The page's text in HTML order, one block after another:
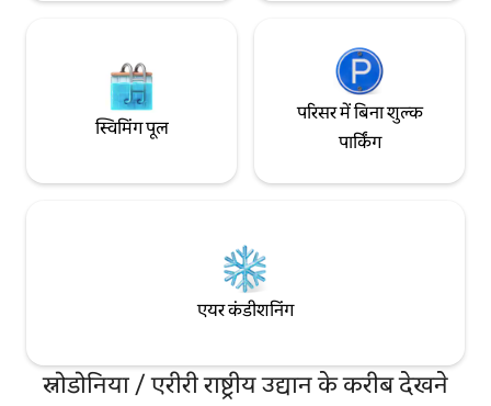
स्विमिंग पूल
परिसर में बिना शुल्क
पार्किंग
एयर कंडीशनिंग
स्नोडोनिया / एरीरी राष्ट्रीय उद्यान के करीब देखने